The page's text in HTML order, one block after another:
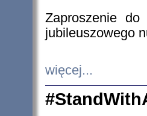
Zaproszenie do
jubileuszowego
więcej...